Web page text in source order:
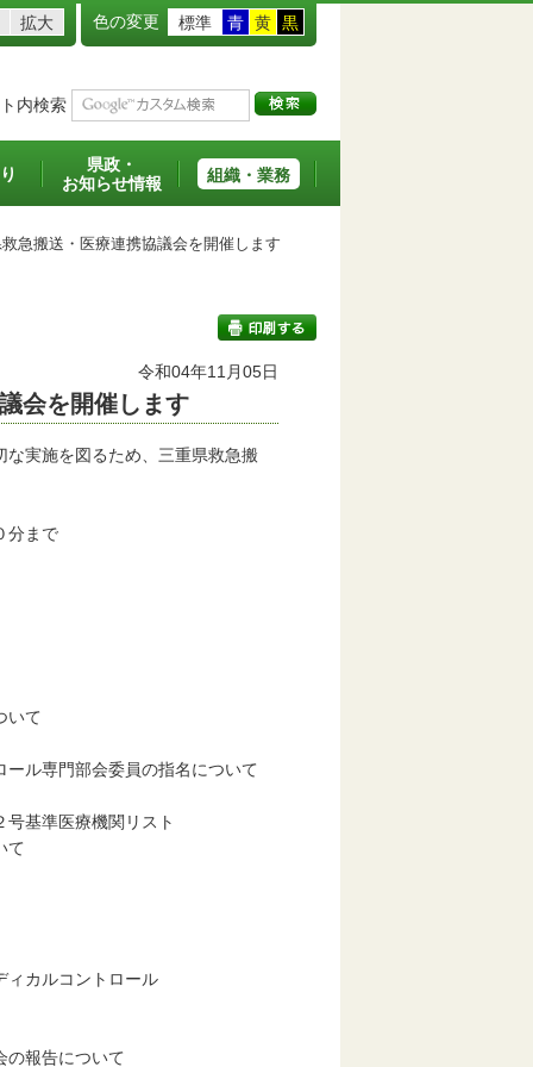
拡大 色の変更 標準 青 黄 黒
内検索
県政・
お知らせ情報
組織・業務
急搬送・医療連携協議会を開催します
印刷する
令和04年11月05日
会を開催します
実施を図るため、三重県救急搬
まで
いて
ル専門部会委員の指名について
基準医療機関リスト
カルコントロール
報告について